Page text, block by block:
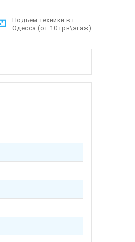
Подъем техники в г.
Одесса (от 10 грн\этаж)